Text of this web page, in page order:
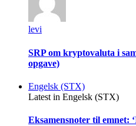
levi
SRP om kryptovaluta i
opgave)
Engelsk (STX)
Latest in Engelsk (STX)
Eksamensnoter til emnet: